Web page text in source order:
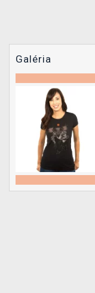
Galéria